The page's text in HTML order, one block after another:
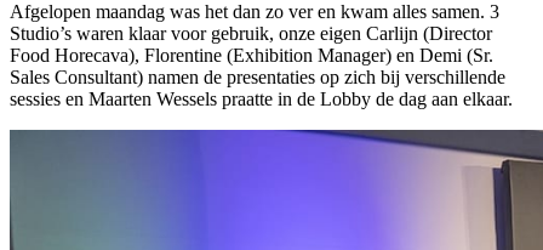
Afgelopen maandag was het dan zo ver en kwam alles samen. 3
Studio’s waren klaar voor gebruik, onze eigen Carlijn (Director
Food Horecava), Florentine (Exhibition Manager) en Demi (Sr.
Sales Consultant) namen de presentaties op zich bij verschillende
sessies en Maarten Wessels praatte in de Lobby de dag aan elkaar.